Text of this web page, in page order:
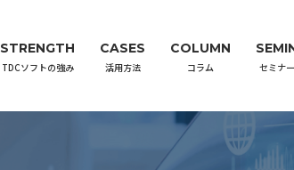
STRENGTH
TDCソフトの強み
CASES
活用方法
COLUMN
コラム セミナ